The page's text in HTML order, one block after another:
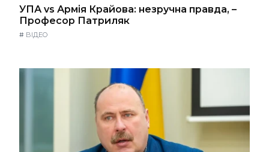
УПА vs Армія Крайова: незручна правда, –
Професор Патриляк
# ВІДЕО